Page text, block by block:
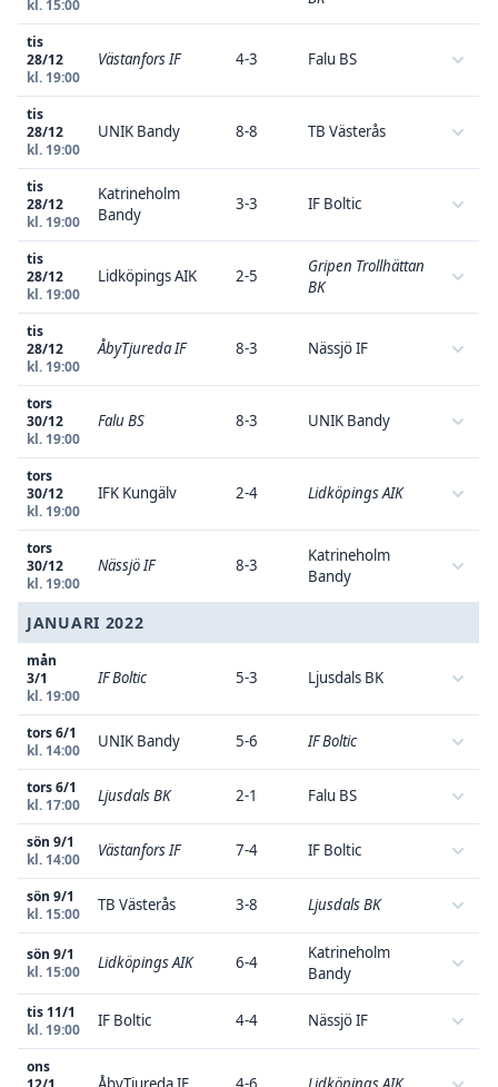
kl. 15:00
tis
28/12
kl. 19:00
Västanfors IF 4-3 Falu BS
tis
28/12
kl. 19:00
UNIK Bandy 8-8 TB Västerås
tis
28/12
kl. 19:00
Katrineholm
Bandy
3-3 IF Boltic
tis
28/12
kl. 19:00
Lidköpings AIK 2-5
Gripen Trollhättan
BK
tis
28/12
kl. 19:00
ÅbyTjureda IF 8-3 Nässjö IF
tors
30/12
kl. 19:00
Falu BS 8-3 UNIK Bandy
tors
30/12
kl. 19:00
IFK Kungälv 2-4 Lidköpings AIK
tors
30/12
kl. 19:00
Nässjö IF 8-3
Katrineholm
Bandy
JANUARI 2022
mån
3/1
kl. 19:00
IF Boltic 5-3 Ljusdals BK
tors 6/1
kl. 14:00
UNIK Bandy 5-6 IF Boltic
tors 6/1
kl. 17:00
Ljusdals BK 2-1 Falu BS
sön 9/1
kl. 14:00
Västanfors IF 7-4 IF Boltic
sön 9/1
kl. 15:00
TB Västerås 3-8 Ljusdals BK
sön 9/1
kl. 15:00
Lidköpings AIK 6-4
Katrineholm
Bandy
tis 11/1
kl. 19:00
IF Boltic 4-4 Nässjö IF
ons